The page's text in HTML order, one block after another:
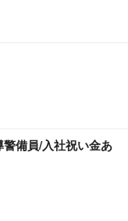
備員/入社祝い金あ